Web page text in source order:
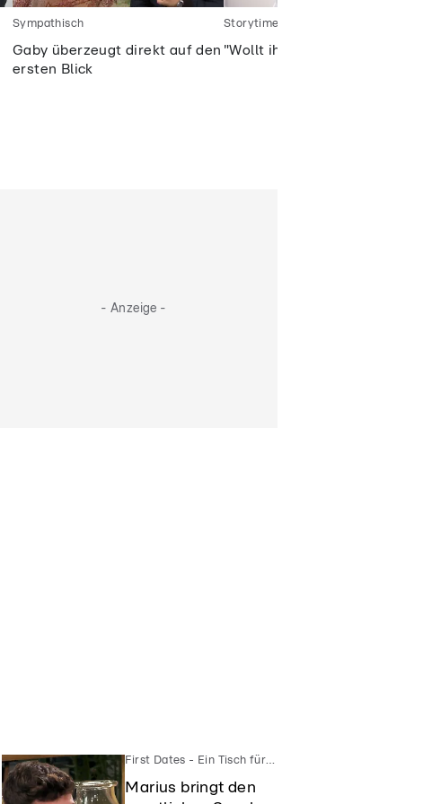
Gaby überzeugt direkt auf den
ersten Blick
Sympathisch
"Wollt ihr meine Story hören?"
Storytime
- Anzeige -
First Dates - Ein Tisch für Zwei
Marius bringt den